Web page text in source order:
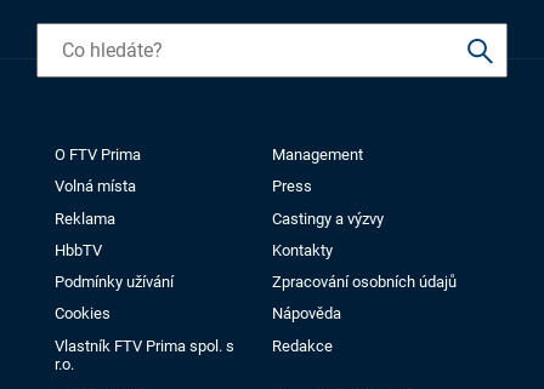
O FTV Prima
Management
Volná místa
Press
Reklama
Castingy a výzvy
HbbTV
Kontakty
Podmínky užívání
Zpracování osobních údajů
Cookies
Nápověda
Vlastník FTV Prima spol. s
r.o.
Redakce